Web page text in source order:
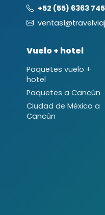
+52 (55) 6363
Vuelo + hotel
Paquetes vuelo +
hotel
Paquetes a Cancún
Ciudad de México a
Cancún